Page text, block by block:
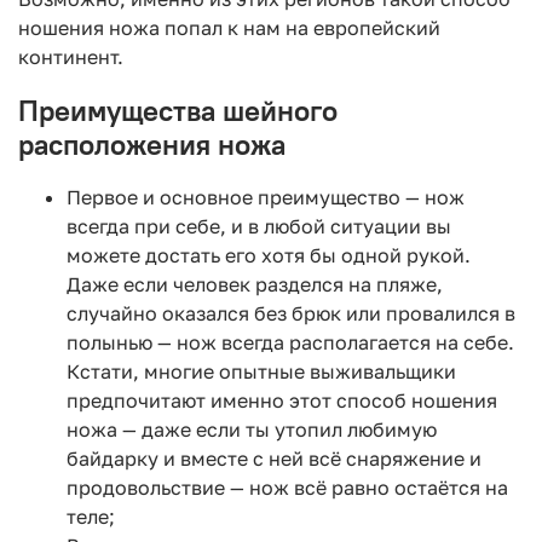
ношения ножа попал к нам на европейский
континент.
Преимущества шейного
расположения ножа
Первое и основное преимущество — нож
всегда при себе, и в любой ситуации вы
можете достать его хотя бы одной рукой.
Даже если человек разделся на пляже,
случайно оказался без брюк или провалился в
полынью — нож всегда располагается на себе.
Кстати, многие опытные выживальщики
предпочитают именно этот способ ношения
ножа — даже если ты утопил любимую
байдарку и вместе с ней всё снаряжение и
продовольствие — нож всё равно остаётся на
теле;